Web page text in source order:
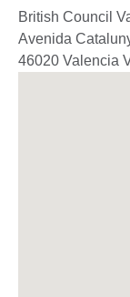
British Council
Avenida
46020 Valencia